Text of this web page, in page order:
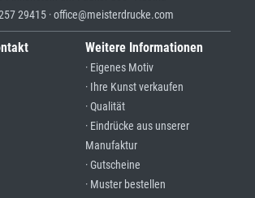
29415 · office@meisterdrucke.com
Weitere Informationen
· Eigenes Motiv
· Ihre Kunst verkaufen
· Qualität
· Eindrücke aus unserer
Manufaktur
· Gutscheine
· Muster bestellen